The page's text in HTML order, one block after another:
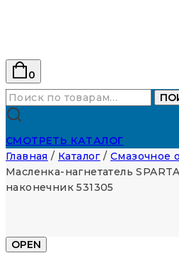
0
Искать:
СМОТРЕТЬ КАТАЛОГ
Главная / Каталог / Смазочное
Масленка-нагнетатель
наконечник 531305
OPEN